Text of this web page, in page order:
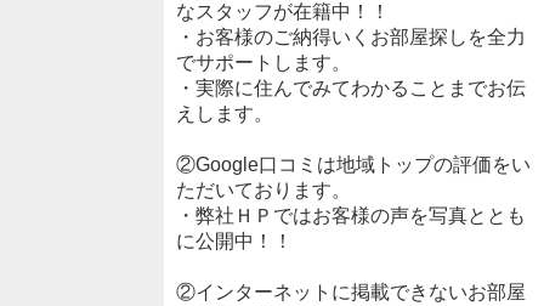
なスタッフが在籍中！！
・お客様のご納得いくお部屋探しを全力
でサポートします。
・実際に住んでみてわかることまでお伝
えします。
②Google口コミは地域トップの評価をい
ただいております。
・弊社ＨＰではお客様の声を写真ととも
に公開中！！
②インターネットに掲載できないお部屋